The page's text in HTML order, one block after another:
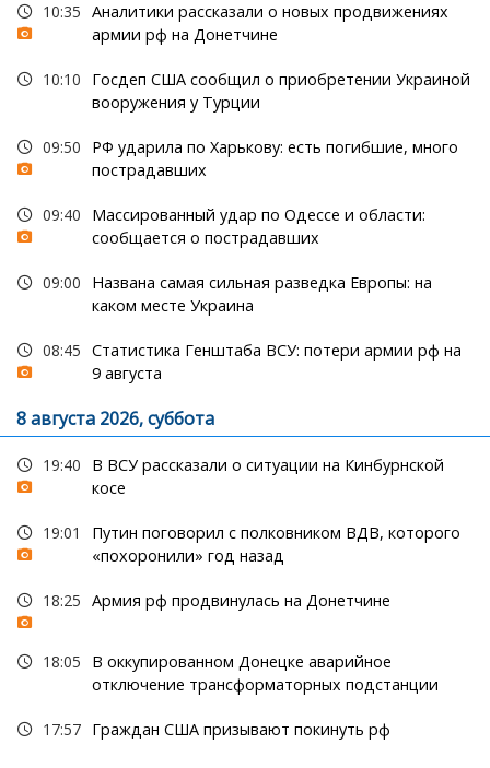
10:35 Аналитики рассказали о новых продвижениях
армии рф на Донетчине
10:10
Госдеп США сообщил о приобретении Украиной
вооружения у Турции
09:50
РФ ударила по Харькову: есть погибшие, много
пострадавших
09:40
Массированный удар по Одессе и области:
сообщается о пострадавших
09:00
Названа самая сильная разведка Европы: на
каком месте Украина
08:45 Статистика Генштаба ВСУ: потери армии рф на
9 августа
8 августа 2026, суббота
19:40
В ВСУ рассказали о ситуации на Кинбурнской
косе
19:01
Путин поговорил с полковником ВДВ, которого
«похоронили» год назад
18:25 Армия рф продвинулась на Донетчине
18:05
В оккупированном Донецке аварийное
отключение трансформаторных подстанции
17:57 Граждан США призывают покинуть рф